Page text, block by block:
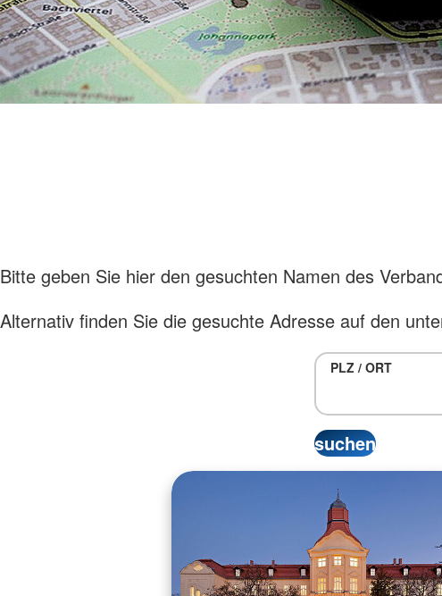
Bitte geben Sie hier den gesuchten Namen des
Alternativ finden Sie die gesuchte Adresse auf den
PLZ / ORT